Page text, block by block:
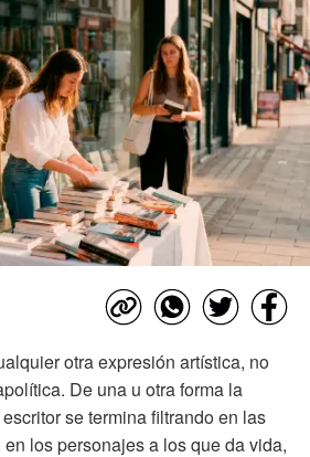
otra expresión artística, no
De una u otra forma la
se termina filtrando en las
los personajes a los que da vida,